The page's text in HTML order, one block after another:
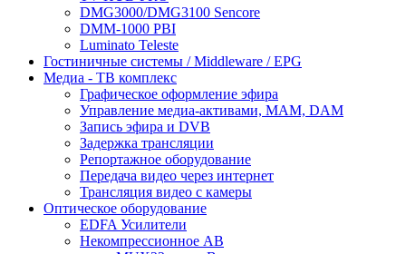
DMG3000/DMG3100 Sencore
DMM-1000 PBI
Luminato Teleste
Гостиничные системы / Middleware / EPG
Медиа - ТВ комплекс
Графическое оформление эфира
Управление медиа-активами, MAM, DAM
Запись эфира и DVB
Задержка трансляции
Репортажное оборудование
Передача видео через интернет
Трансляция видео с камеры
Оптическое оборудование
EDFA Усилители
Некомпрессионное АВ